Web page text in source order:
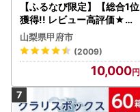
【ふるなび限定】【総合1位
獲得!! レビュー高評価★】
〈2026年度配送分〉山梨
県産 シャインマスカット 2
～3房（1.0kg以上）シャイ
ン フルーツ FN-Limited-S
P
山梨県甲府市
(2009)
10,000